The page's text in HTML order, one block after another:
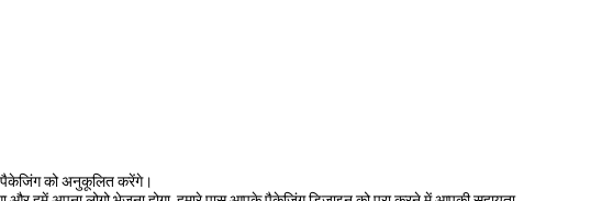
को अनुकूलित करेंगे।